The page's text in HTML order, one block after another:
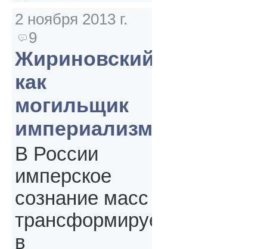
2 ноября 2013 г.
9
Жириновский
как
могильщик
империализма
В России
имперское
сознание масс
трансформируется
в